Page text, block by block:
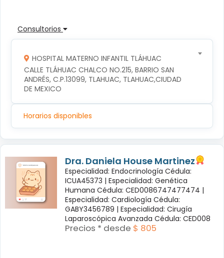
Consultorios
HOSPITAL MATERNO INFANTIL TLÁHUAC
CALLE TLÁHUAC CHALCO NO.215, BARRIO SAN
ANDRÉS, C.P.13099, TLAHUAC, TLAHUAC,CIUDAD
DE MEXICO
Horarios disponibles
Dra. Daniela House Martinez
Especialidad: Endocrinología Cédula:
ICUA45373 | Especialidad: Genética
Humana Cédula: CED0086747477474 |
Especialidad: Cardiología Cédula:
GABY3456789 | Especialidad: Cirugía
Laparoscópica Avanzada Cédula: CED008
Precios * desde $ 805